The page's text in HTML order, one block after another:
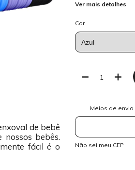
de bebê
bebês.
fácil é o
Ver mais detalhes
Cor
Entregas para o CEP:
Meios de envio
Não sei meu CEP